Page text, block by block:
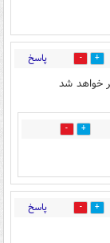
6 پاسخ
خواهد شد
2
11 پاسخ